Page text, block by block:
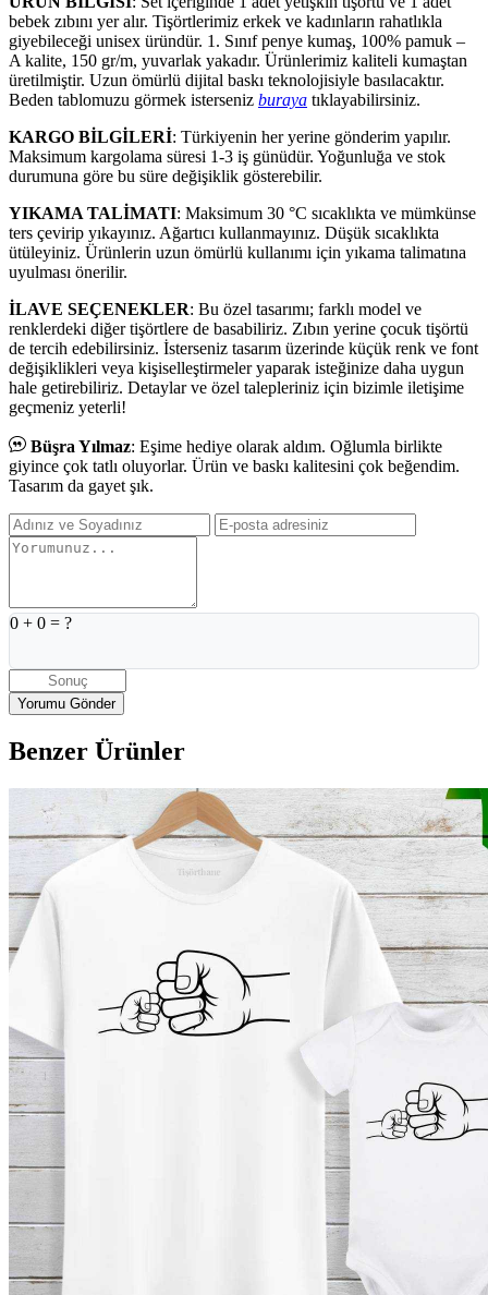
bebek zıbını yer alır. Tişörtlerimiz erkek ve kadınların rahatlıkla
giyebileceği unisex üründür. 1. Sınıf penye kumaş, 100% pamuk –
A kalite, 150 gr/m, yuvarlak yakadır. Ürünlerimiz kaliteli kumaştan
üretilmiştir. Uzun ömürlü dijital baskı teknolojisiyle basılacaktır.
Beden tablomuzu görmek isterseniz buraya tıklayabilirsiniz.
KARGO BİLGİLERİ: Türkiyenin her yerine gönderim yapılır.
Maksimum kargolama süresi 1-3 iş günüdür. Yoğunluğa ve stok
durumuna göre bu süre değişiklik gösterebilir.
YIKAMA TALİMATI: Maksimum 30 °C sıcaklıkta ve mümkünse
ters çevirip yıkayınız. Ağartıcı kullanmayınız. Düşük sıcaklıkta
ütüleyiniz. Ürünlerin uzun ömürlü kullanımı için yıkama talimatına
uyulması önerilir.
İLAVE SEÇENEKLER: Bu özel tasarımı; farklı model ve
renklerdeki diğer tişörtlere de basabiliriz. Zıbın yerine çocuk tişörtü
de tercih edebilirsiniz. İsterseniz tasarım üzerinde küçük renk ve font
değişiklikleri veya kişiselleştirmeler yaparak isteğinize daha uygun
hale getirebiliriz. Detaylar ve özel talepleriniz için bizimle iletişime
geçmeniz yeterli!
Büşra Yılmaz: Eşime hediye olarak aldım. Oğlumla birlikte
giyince çok tatlı oluyorlar. Ürün ve baskı kalitesini çok beğendim.
Tasarım da gayet şık.
0 + 0 = ?
Benzer Ürünler